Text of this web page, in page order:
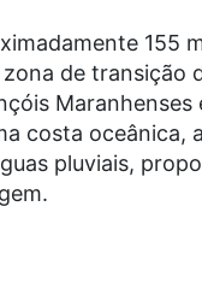
155
de transição
costa
pluviais,